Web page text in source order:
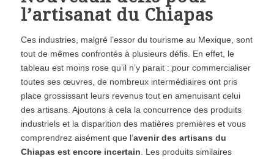
l’artisanat du Chiapas
Ces industries, malgré l’essor du tourisme au Mexique, sont
tout de mêmes confrontés à plusieurs défis. En effet, le
tableau est moins rose qu’il n’y parait : pour commercialiser
toutes ses œuvres, de nombreux intermédiaires ont pris
place grossissant leurs revenus tout en amenuisant celui
des artisans. Ajoutons à cela la concurrence des produits
industriels et la disparition des matières premières et vous
comprendrez aisément que l’avenir des artisans du
Chiapas est encore incertain . Les produits similaires